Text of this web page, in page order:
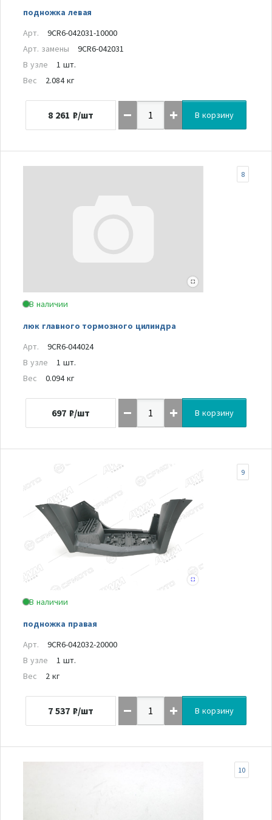
подножка левая
Арт.
9CR6-042031-10000
Арт. замены
9CR6-042031
В узле
1 шт.
Вес
2.084 кг
8 261 ₽/шт В корзину
В наличии
люк главного тормозного цилиндра
8
Арт.
9CR6-044024
В узле
1 шт.
Вес
0.094 кг
697 ₽/шт В корзину
В наличии
подножка правая
9
Арт.
9CR6-042032-20000
В узле
1 шт.
Вес
2 кг
7 537 ₽/шт В корзину
10